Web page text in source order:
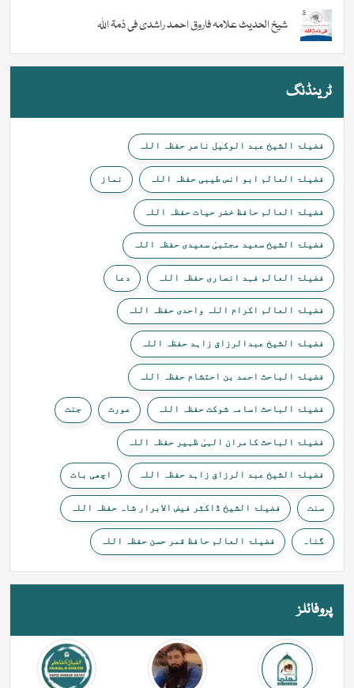
شیخ الحدیث علامہ فاروق احمد راشدی فی ذمۃ اللہ
ٹرینڈنگ
فضیلۃ الشیخ عبد الوکیل ناصر حفظہ اللہ
فضیلۃ العالم ابو انس طیبی حفظہ اللہ نماز
فضیلۃ العالم حافظ خضر حیات حفظہ اللہ
فضیلۃ الشیخ سعید مجتبیٰ سعیدی حفظہ اللہ
فضیلۃ العالم فہد انصاری حفظہ اللہ دعا
فضیلۃ العالم اکرام اللہ واحدی حفظہ اللہ
فضیلۃ الشیخ عبدالرزاق زاہد حفظہ اللہ
فضیلۃ الباحث احمد بن احتشام حفظہ اللہ
فضیلۃ الباحث اسامہ شوکت حفظہ اللہ عورت جنت
فضیلۃ الباحث کامران الہیٰ ظہیر حفظہ اللہ
فضیلۃ الشیخ عبد الرزاق زاہد حفظہ اللہ اچھی بات
سنت فضیلۃ الشیخ ڈاکٹر فیض الابرار شاہ حفظہ اللہ
گناہ فضیلۃ العالم حافظ قمر حسن حفظہ اللہ
پروفائلز